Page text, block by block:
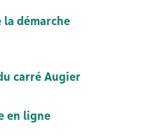
démarche
carré Augier
en ligne